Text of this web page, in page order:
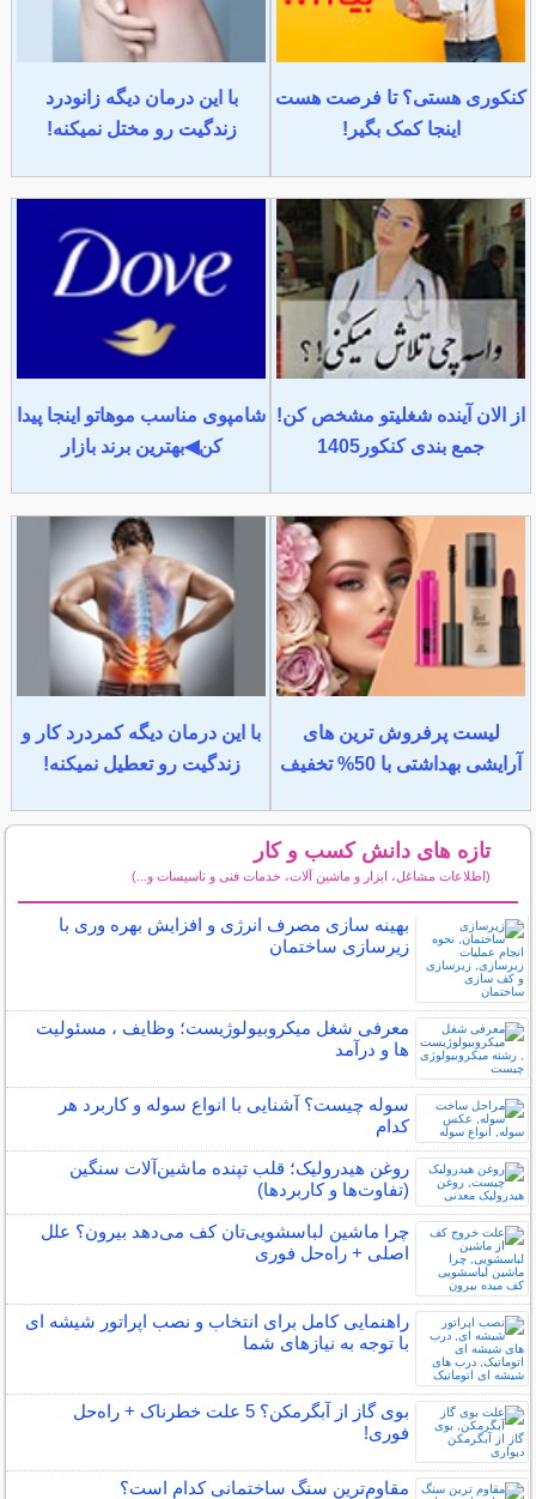
کنکوری هستی؟ تا فرصت هست
اینجا کمک بگیر!
با این درمان دیگه زانودرد
زندگیت رو مختل نمیکنه!
از الان آینده شغلیتو مشخص کن!
جمع بندی کنکور1405
شامپوی مناسب موهاتو اینجا پیدا
کن◀بهترین برند بازار
لیست پرفروش ترین های
آرایشی بهداشتی با 50% تخفیف
با این درمان دیگه کمردرد کار و
زندگیت رو تعطیل نمیکنه!
تازه های دانش کسب و کار
(اطلاعات مشاغل، ابزار و ماشین آلات، خدمات فنی و تاسیسات و...)
بهینه سازی مصرف انرژی و افزایش بهره وری با
زیرسازی ساختمان
معرفی شغل میکروبیولوژیست؛ وظایف ، مسئولیت
ها و درآمد
سوله چیست؟ آشنایی با انواع سوله و کاربرد هر
کدام
روغن هیدرولیک؛ قلب تپنده ماشین‌آلات سنگین
(تفاوت‌ها و کاربردها)
چرا ماشین لباسشویی‌تان کف می‌دهد بیرون؟ علل
اصلی + راه‌حل فوری
راهنمایی کامل برای انتخاب و نصب اپراتور شیشه ای
با توجه به نیازهای شما
بوی گاز از آبگرمکن؟ 5 علت خطرناک + راه‌حل
فوری!
مقاوم‌ترین سنگ ساختمانی کدام است؟